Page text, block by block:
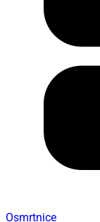
Osmrtnice